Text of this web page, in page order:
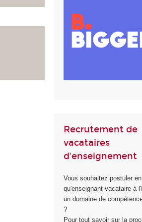
Recrutement de
vacataires
d'enseignement
Vous souhaitez postuler
qu'enseignant vacataire à
un domaine de
?
Pour tout savoir sur la